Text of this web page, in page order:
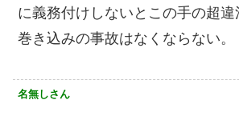
に義務付けしないとこの手の超
巻き込みの事故はなくならない。
名無しさん